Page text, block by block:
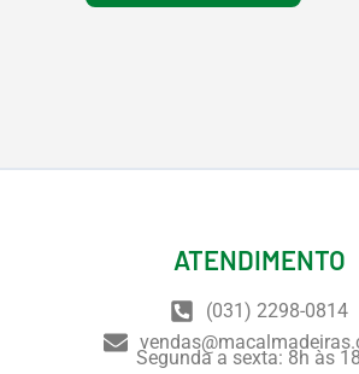
ATENDIMENTO
(031) 2298-0814
Segunda a sexta: 8h às